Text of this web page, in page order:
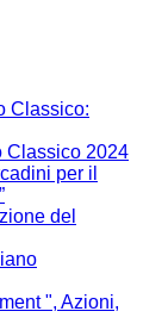
Classico:
Classico 2024
per il
del
", Azioni,